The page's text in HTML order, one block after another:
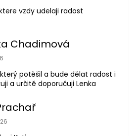
vzdy udelaji radost
Chadimová
obchodu je 5 z 5 hvězdiček.
potěšil a bude dělat radost i
a určitě doporučuji Lenka
obchodu je 5 z 5 hvězdiček.